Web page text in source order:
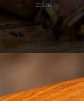
zelená